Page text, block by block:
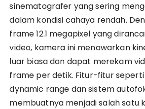
sinematografer yang sering
dalam kondisi cahaya rendah.
frame 12.1 megapixel yang
video, kamera ini menawarkan
luar biasa dan dapat merekam
frame per detik. Fitur-fitur
dynamic range dan sistem
membuatnya menjadi salah satu